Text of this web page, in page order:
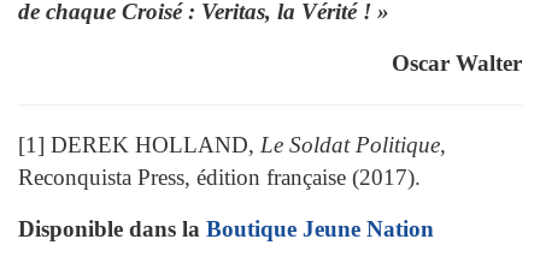
de chaque Croisé : Veritas, la Vérité ! »
Oscar Walter
[1] DEREK HOLLAND, Le Soldat Politique,
Reconquista Press, édition française (2017).
Disponible dans la Boutique Jeune Nation